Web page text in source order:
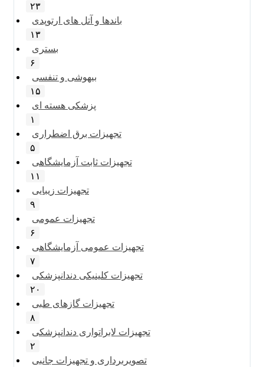
۲۳
باندها و آتل های ارتوپدی
۱۳
بستری
۶
بیهوشی و تنفسی
۱۵
پزشکی هسته ای
۱
تجهیزات برق اضطراری
۵
تجهیزات ثابت آزمایشگاهی
۱۱
تجهیزات زیبایی
۹
تجهیزات عمومی
۶
تجهیزات عمومی آزمایشگاهی
۷
تجهیزات کلینیکی دندانپزشکی
۲۰
تجهیزات گازهای طبی
۸
تجهیزات لابراتواری دندانپزشکی
۲
تصویربرداری و تجهیزات جانبی